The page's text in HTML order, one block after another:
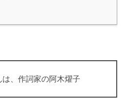
、作詞家の阿木燿子